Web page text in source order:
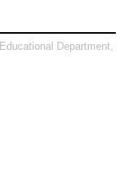
Educational Department